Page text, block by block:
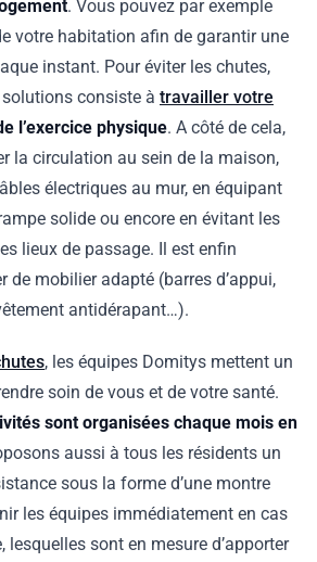
. Vous pouvez par exemple
votre habitation afin de garantir une
instant. Pour éviter les chutes,
solutions consiste à travailler votre
l’exercice physique. A côté de cela,
la circulation au sein de la maison,
électriques au mur, en équipant
solide ou encore en évitant les
lieux de passage. Il est enfin
de mobilier adapté (barres d’appui,
antidérapant…).
, les équipes Domitys mettent un
soin de vous et de votre santé.
sont organisées chaque mois en
aussi à tous les résidents un
sous la forme d’une montre
les équipes immédiatement en cas
lesquelles sont en mesure d’apporter